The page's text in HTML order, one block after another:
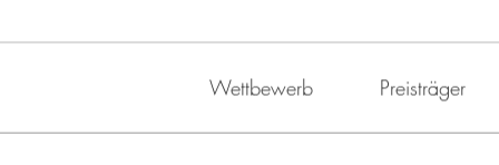
Wettbewerb Preisträger